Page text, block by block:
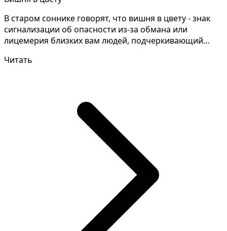
В старом соннике говорят, что вишня в цвету - знак
сигнализации об опасности из-за обмана или
лицемерия близких вам людей, подчеркивающий
Читать